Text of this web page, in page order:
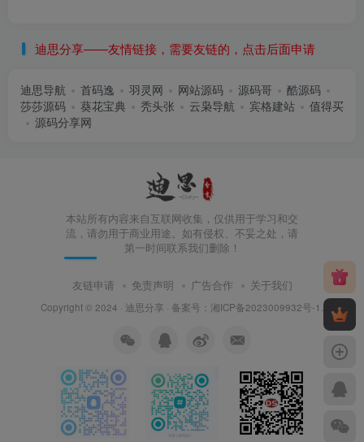
迪思分享——友情链接，需要友链的，点击后面申请
迪思导航 首码逸 羽灵网 网站源码 源码哥
酷源码
莎莎源码
葵花宝典 秃头张 云枭导航 宾格建站
值得买
源码分享网
本站所有内容来自互联网收集，仅供用于学习和交
流，请勿用于商业用途。如有侵权、不妥之处，请
第一时间联系我们删除！
友链申请 免责声明 广告合作 关于我们
Copyright © 2024 · 迪思分享 · 备案号： 湘ICP备2023009932号-1 .